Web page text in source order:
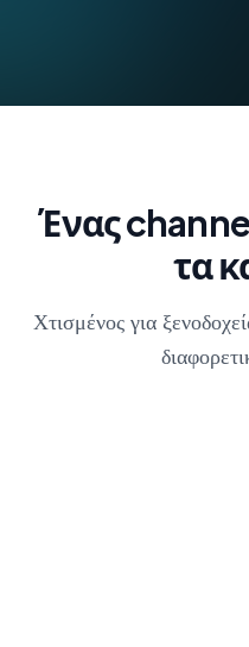
Ένας
τα
Χτισμένος για